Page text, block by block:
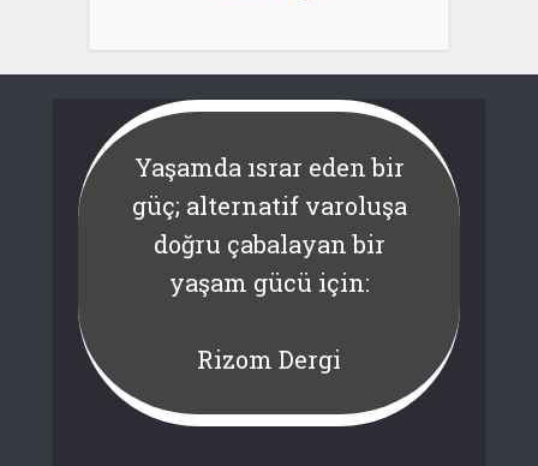
Yaşamda ısrar eden bir
güç; alternatif varoluşa
doğru çabalayan bir
yaşam gücü için:
Rizom Dergi